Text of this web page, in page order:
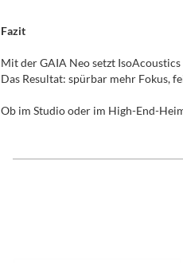
Fazit
Mit der GAIA Neo setzt
Das Resultat: spürbar mehr Fokus,
Ob im Studio oder im High-End-